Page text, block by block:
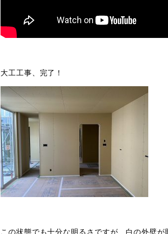
大工工事、完了！
この状態でも十分な明るさですが、白の外壁が